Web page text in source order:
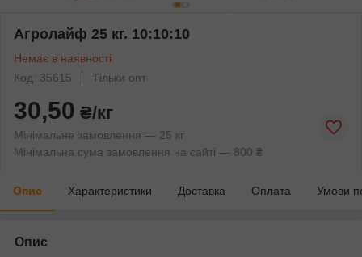
Агролайф 25 кг. 10:10:10
Немає в наявності
Код: 35615
Тільки опт
30,50 ₴/кг
Мінімальне замовлення — 25 кг
Мінімальна сума замовлення на сайті — 800 ₴
Опис Характеристики Доставка Оплата Умови
Опис